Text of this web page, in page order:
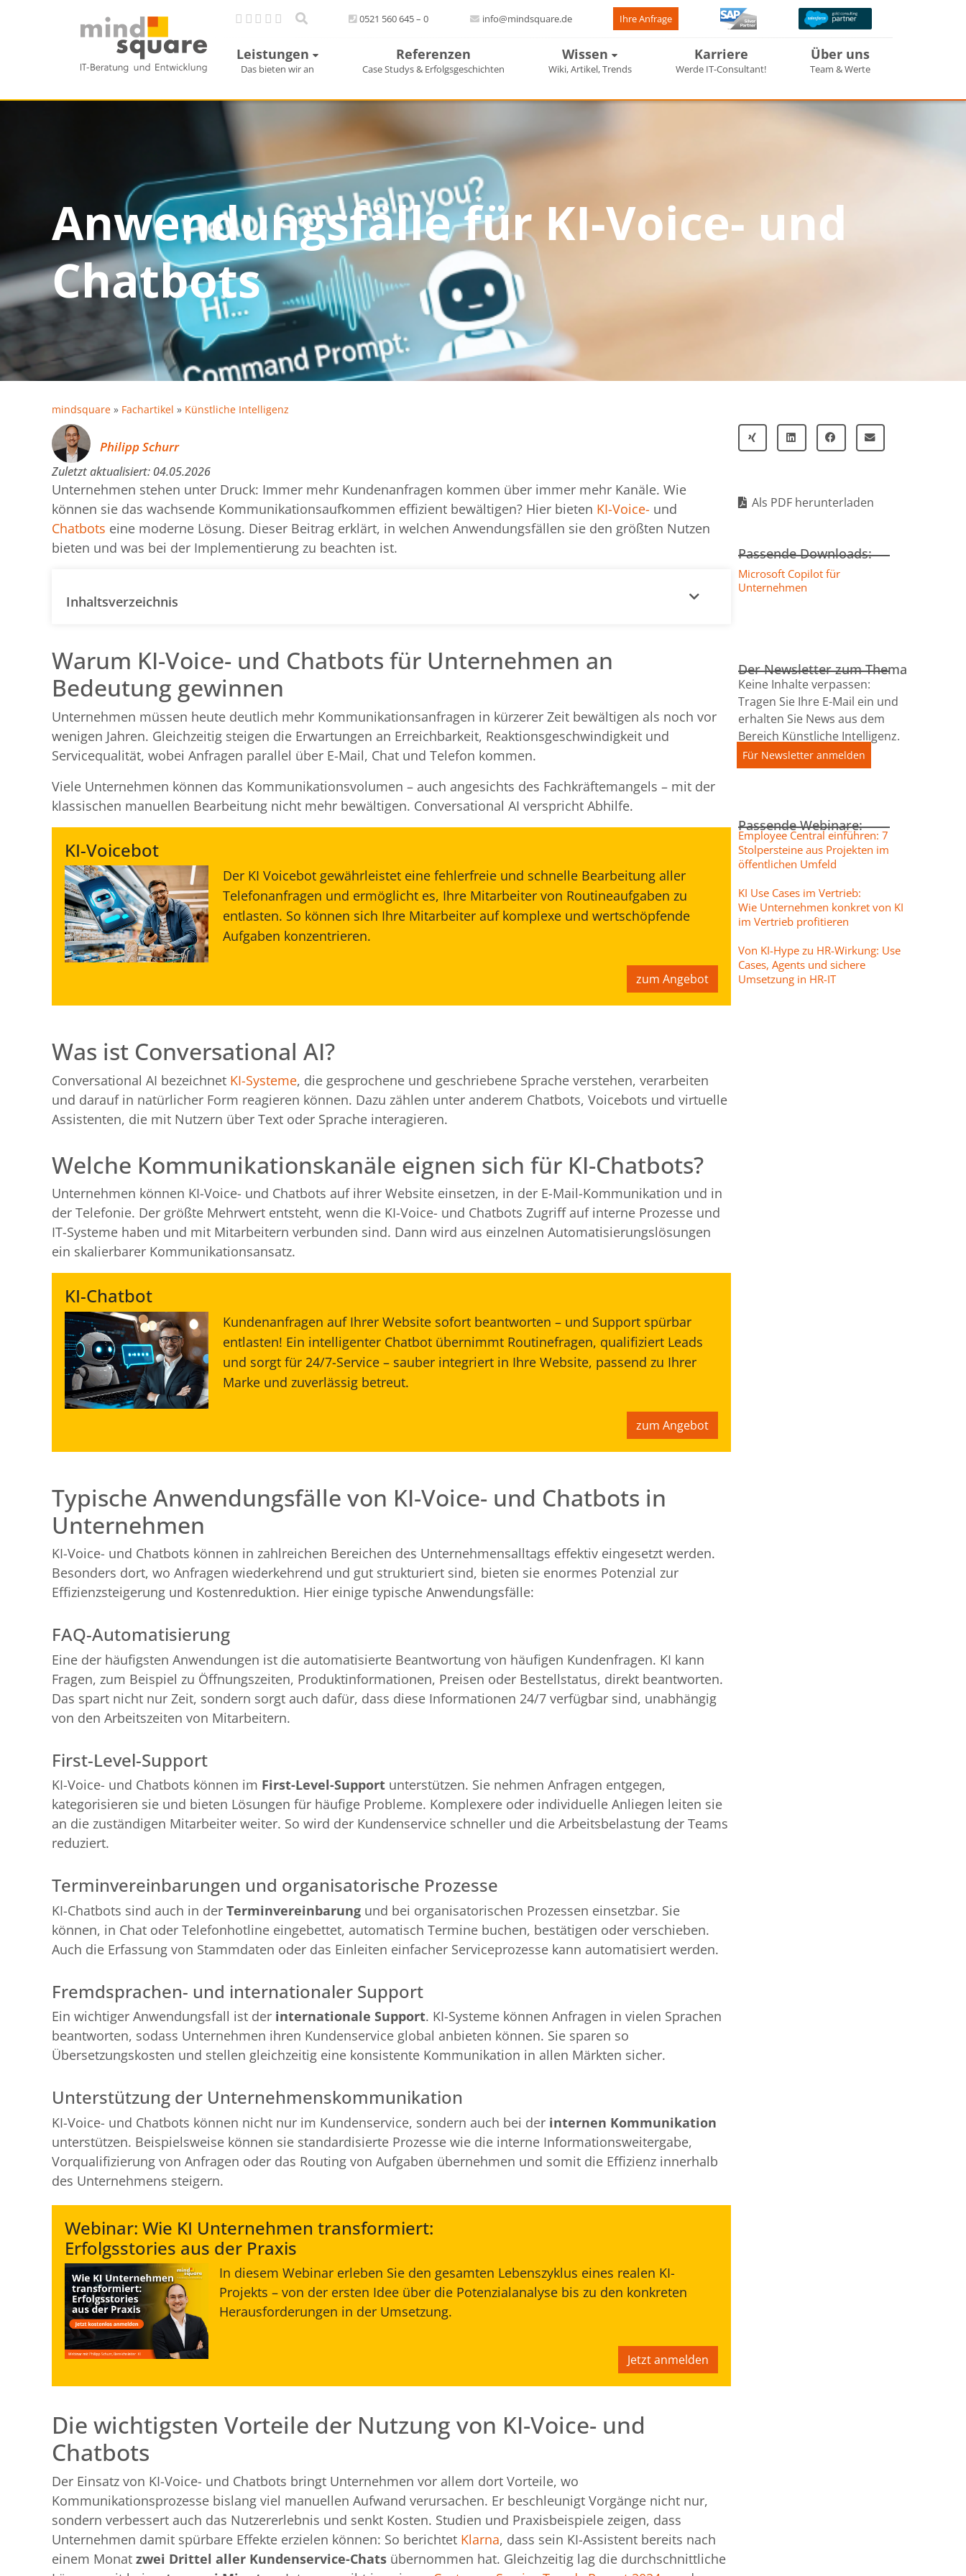
0521 560 645 – 0 info@mindsquare.de Ihre Anfrage
Leistungen
Das bieten wir an
Referenzen
Case Studys & Erfolgsgeschichten
Wissen
Wiki, Artikel, Trends
Karriere
Werde IT-Consultant!
Über uns
Team & Werte
Anwendungsfälle für KI-Voice- und
Chatbots
mindsquare » Fachartikel » Künstliche Intelligenz
Philipp Schurr
Zuletzt aktualisiert: 04.05.2026
Unternehmen stehen unter Druck: Immer mehr Kundenanfragen kommen über immer mehr Kanäle. Wie
können sie das wachsende Kommunikationsaufkommen effizient bewältigen? Hier bieten KI-Voice- und
Chatbots eine moderne Lösung. Dieser Beitrag erklärt, in welchen Anwendungsfällen sie den größten Nutzen
bieten und was bei der Implementierung zu beachten ist.
Inhaltsverzeichnis
Warum KI-Voice- und Chatbots für Unternehmen an
Bedeutung gewinnen
Unternehmen müssen heute deutlich mehr Kommunikationsanfragen in kürzerer Zeit bewältigen als noch vor
wenigen Jahren. Gleichzeitig steigen die Erwartungen an Erreichbarkeit, Reaktionsgeschwindigkeit und
Servicequalität, wobei Anfragen parallel über E-Mail, Chat und Telefon kommen.
Viele Unternehmen können das Kommunikationsvolumen – auch angesichts des Fachkräftemangels – mit der
klassischen manuellen Bearbeitung nicht mehr bewältigen. Conversational AI verspricht Abhilfe.
KI-Voicebot
Der KI Voicebot gewährleistet eine fehlerfreie und schnelle Bearbeitung aller
Telefonanfragen und ermöglicht es, Ihre Mitarbeiter von Routineaufgaben zu
entlasten. So können sich Ihre Mitarbeiter auf komplexe und wertschöpfende
Aufgaben konzentrieren.
zum Angebot
Was ist Conversational AI?
Conversational AI bezeichnet KI-Systeme, die gesprochene und geschriebene Sprache verstehen, verarbeiten
und darauf in natürlicher Form reagieren können. Dazu zählen unter anderem Chatbots, Voicebots und virtuelle
Assistenten, die mit Nutzern über Text oder Sprache interagieren.
Welche Kommunikationskanäle eignen sich für KI-Chatbots?
Unternehmen können KI-Voice- und Chatbots auf ihrer Website einsetzen, in der E-Mail-Kommunikation und in
der Telefonie. Der größte Mehrwert entsteht, wenn die KI-Voice- und Chatbots Zugriff auf interne Prozesse und
IT-Systeme haben und mit Mitarbeitern verbunden sind. Dann wird aus einzelnen Automatisierungslösungen
ein skalierbarer Kommunikationsansatz.
KI-Chatbot
Kundenanfragen auf Ihrer Website sofort beantworten – und Support spürbar
entlasten! Ein intelligenter Chatbot übernimmt Routinefragen, qualifiziert Leads
und sorgt für 24/7-Service – sauber integriert in Ihre Website, passend zu Ihrer
Marke und zuverlässig betreut.
zum Angebot
Typische Anwendungsfälle von KI-Voice- und Chatbots in
Unternehmen
KI-Voice- und Chatbots können in zahlreichen Bereichen des Unternehmensalltags effektiv eingesetzt werden.
Besonders dort, wo Anfragen wiederkehrend und gut strukturiert sind, bieten sie enormes Potenzial zur
Effizienzsteigerung und Kostenreduktion. Hier einige typische Anwendungsfälle:
FAQ-Automatisierung
Eine der häufigsten Anwendungen ist die automatisierte Beantwortung von häufigen Kundenfragen. KI kann
Fragen, zum Beispiel zu Öffnungszeiten, Produktinformationen, Preisen oder Bestellstatus, direkt beantworten.
Das spart nicht nur Zeit, sondern sorgt auch dafür, dass diese Informationen 24/7 verfügbar sind, unabhängig
von den Arbeitszeiten von Mitarbeitern.
First-Level-Support
KI-Voice- und Chatbots können im First-Level-Support unterstützen. Sie nehmen Anfragen entgegen,
kategorisieren sie und bieten Lösungen für häufige Probleme. Komplexere oder individuelle Anliegen leiten sie
an die zuständigen Mitarbeiter weiter. So wird der Kundenservice schneller und die Arbeitsbelastung der Teams
reduziert.
Terminvereinbarungen und organisatorische Prozesse
KI-Chatbots sind auch in der Terminvereinbarung und bei organisatorischen Prozessen einsetzbar. Sie
können, in Chat oder Telefonhotline eingebettet, automatisch Termine buchen, bestätigen oder verschieben.
Auch die Erfassung von Stammdaten oder das Einleiten einfacher Serviceprozesse kann automatisiert werden.
Fremdsprachen- und internationaler Support
Ein wichtiger Anwendungsfall ist der internationale Support. KI-Systeme können Anfragen in vielen Sprachen
beantworten, sodass Unternehmen ihren Kundenservice global anbieten können. Sie sparen so
Übersetzungskosten und stellen gleichzeitig eine konsistente Kommunikation in allen Märkten sicher.
Unterstützung der Unternehmenskommunikation
KI-Voice- und Chatbots können nicht nur im Kundenservice, sondern auch bei der internen Kommunikation
unterstützen. Beispielsweise können sie standardisierte Prozesse wie die interne Informationsweitergabe,
Vorqualifizierung von Anfragen oder das Routing von Aufgaben übernehmen und somit die Effizienz innerhalb
des Unternehmens steigern.
Webinar: Wie KI Unternehmen transformiert:
Erfolgsstories aus der Praxis
In diesem Webinar erleben Sie den gesamten Lebenszyklus eines realen KI-
Projekts – von der ersten Idee über die Potenzialanalyse bis zu den konkreten
Herausforderungen in der Umsetzung.
Jetzt anmelden
Die wichtigsten Vorteile der Nutzung von KI-Voice- und
Chatbots
Der Einsatz von KI-Voice- und Chatbots bringt Unternehmen vor allem dort Vorteile, wo
Kommunikationsprozesse bislang viel manuellen Aufwand verursachen. Er beschleunigt Vorgänge nicht nur,
sondern verbessert auch das Nutzererlebnis und senkt Kosten. Studien und Praxisbeispiele zeigen, dass
Unternehmen damit spürbare Effekte erzielen können: So berichtet Klarna, dass sein KI-Assistent bereits nach
einem Monat zwei Drittel aller Kundenservice-Chats übernommen hat. Gleichzeitig lag die durchschnittliche
Als PDF herunterladen
Passende Downloads:
Microsoft Copilot für
Unternehmen
Der Newsletter zum Thema
Keine Inhalte verpassen:
Tragen Sie Ihre E-Mail ein und
erhalten Sie News aus dem
Bereich Künstliche Intelligenz.
Für Newsletter anmelden
Passende Webinare:
Employee Central einführen: 7
Stolpersteine aus Projekten im
öffentlichen Umfeld
KI Use Cases im Vertrieb:
Wie Unternehmen konkret von KI
im Vertrieb profitieren
Von KI-Hype zu HR-Wirkung: Use
Cases, Agents und sichere
Umsetzung in HR-IT